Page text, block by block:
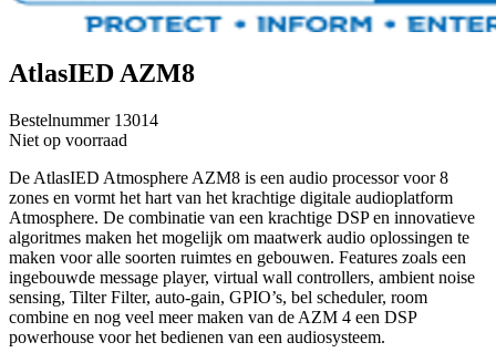
AtlasIED AZM8
Bestelnummer 13014
Niet op voorraad
De AtlasIED Atmosphere AZM8 is een audio processor voor 8
zones en vormt het hart van het krachtige digitale audioplatform
Atmosphere. De combinatie van een krachtige DSP en innovatieve
algoritmes maken het mogelijk om maatwerk audio oplossingen te
maken voor alle soorten ruimtes en gebouwen. Features zoals een
ingebouwde message player, virtual wall controllers, ambient noise
sensing, Tilter Filter, auto-gain, GPIO’s, bel scheduler, room
combine en nog veel meer maken van de AZM 4 een DSP
powerhouse voor het bedienen van een audiosysteem.